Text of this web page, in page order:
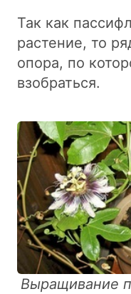
Так как
растение, то
опора, по
взобраться.
Выращивание